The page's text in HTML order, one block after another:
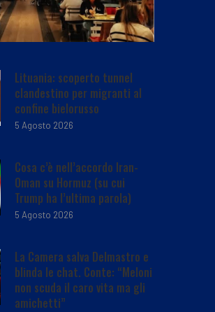
Lituania: scoperto tunnel
clandestino per migranti al
confine bielorusso
5 Agosto 2026
Cosa c’è nell’accordo Iran-
Oman su Hormuz (su cui
Trump ha l’ultima parola)
5 Agosto 2026
La Camera salva Delmastro e
blinda le chat. Conte: “Meloni
non scuda il caro vita ma gli
amichetti”